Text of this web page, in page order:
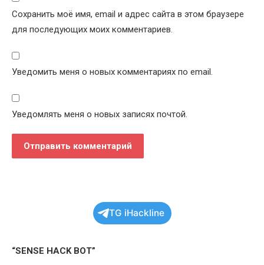
Сохранить моё имя, email и адрес сайта в этом браузере
для последующих моих комментариев.
Уведомить меня о новых комментариях по email.
Уведомлять меня о новых записях почтой.
TG iHackline
“SENSE HACK BOT”